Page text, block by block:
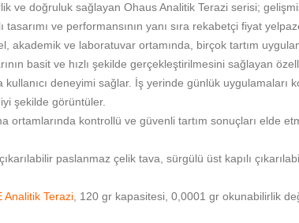
ve doğruluk sağlayan Ohaus Analitik Terazi serisi;
ve performansının yanı sıra rekabetçi fiyat
akademik ve laboratuvar ortamında, birçok tartım
basit ve hızlı şekilde gerçekleştirilmesini sağlayan
deneyimi sağlar. İş yerinde günlük
şekilde görüntüler.
ortamlarında kontrollü ve güvenli tartım sonuçları elde
paslanmaz çelik tava, sürgülü üst kapılı
Analitik Terazi , 120 gr kapasitesi, 0,0001 gr okunabilirlik